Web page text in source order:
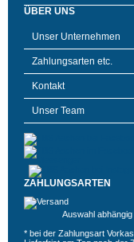
ÜBER UNS
Unser Unternehmen
Zahlungsarten etc.
Kontakt
Unser Team
ZAHLUNGSARTEN
Auswahl
* bei der Zahlungsart